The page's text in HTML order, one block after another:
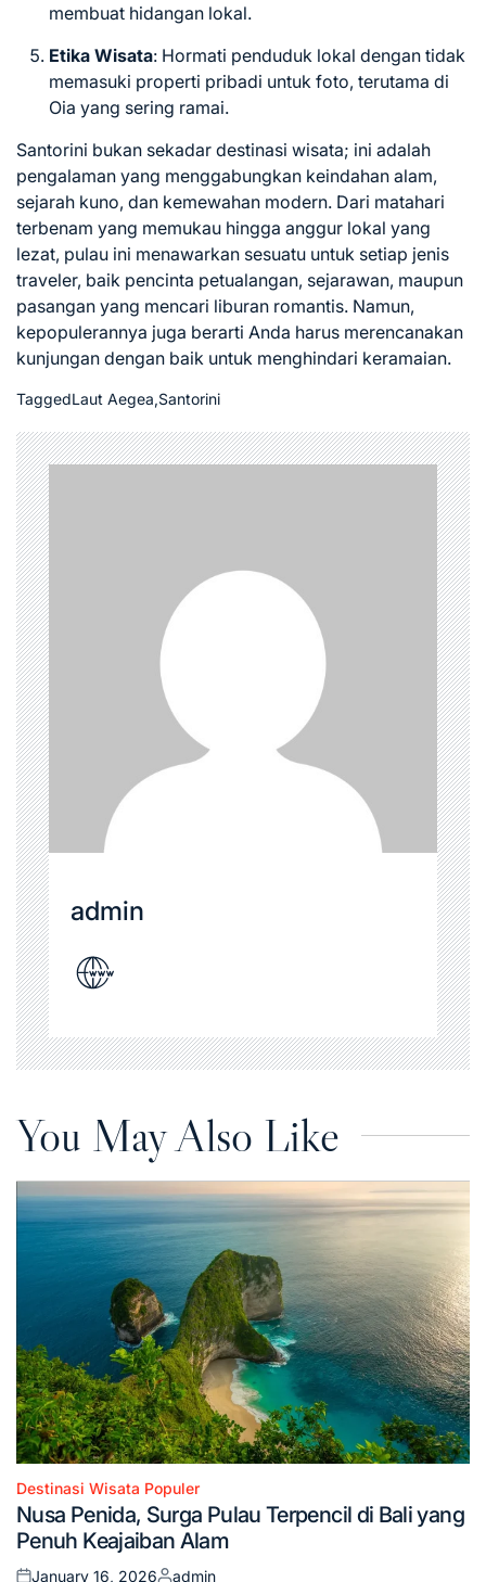
membuat hidangan lokal.
Etika Wisata: Hormati penduduk lokal dengan tidak
memasuki properti pribadi untuk foto, terutama di
Oia yang sering ramai.
Santorini bukan sekadar destinasi wisata; ini adalah
pengalaman yang menggabungkan keindahan alam,
sejarah kuno, dan kemewahan modern. Dari matahari
terbenam yang memukau hingga anggur lokal yang
lezat, pulau ini menawarkan sesuatu untuk setiap jenis
traveler, baik pencinta petualangan, sejarawan, maupun
pasangan yang mencari liburan romantis. Namun,
kepopulerannya juga berarti Anda harus merencanakan
kunjungan dengan baik untuk menghindari keramaian.
TaggedLaut Aegea,Santorini
admin
You May Also Like
Posted
in
Destinasi Wisata Populer
Nusa Penida, Surga Pulau Terpencil di Bali yang
Penuh Keajaiban Alam
January 16, 2026 admin